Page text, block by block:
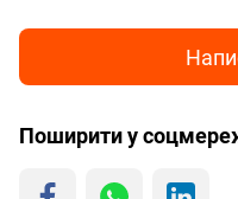
Поширити у